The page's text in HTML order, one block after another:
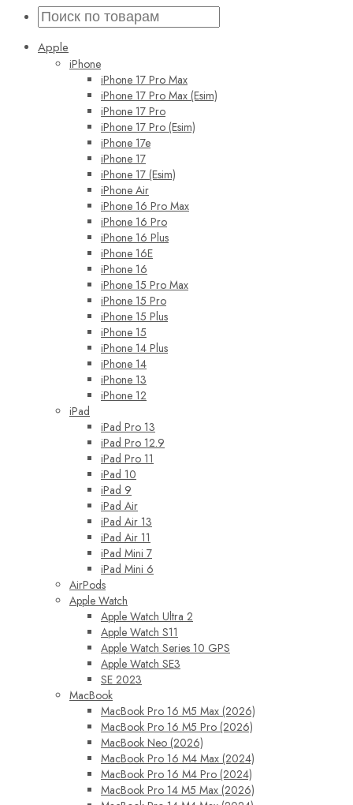
Apple
iPhone
iPhone 17 Pro Max
iPhone 17 Pro Max (Esim)
iPhone 17 Pro
iPhone 17 Pro (Esim)
iPhone 17e
iPhone 17
iPhone 17 (Esim)
iPhone Air
iPhone 16 Pro Max
iPhone 16 Pro
iPhone 16 Plus
iPhone 16E
iPhone 16
iPhone 15 Pro Max
iPhone 15 Pro
iPhone 15 Plus
iPhone 15
iPhone 14 Plus
iPhone 14
iPhone 13
iPhone 12
iPad
iPad Pro 13
iPad Pro 12.9
iPad Pro 11
iPad 10
iPad 9
iPad Air
iPad Air 13
iPad Air 11
iPad Mini 7
iPad Mini 6
AirPods
Apple Watch
Apple Watch Ultra 2
Apple Watch S11
Apple Watch Series 10 GPS
Apple Watch SE3
SE 2023
MacBook
MacBook Pro 16 M5 Max (2026)
MacBook Pro 16 M5 Pro (2026)
MacBook Neo (2026)
MacBook Pro 16 M4 Max (2024)
MacBook Pro 16 M4 Pro (2024)
MacBook Pro 14 M5 Max (2026)